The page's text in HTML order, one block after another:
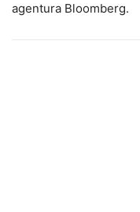
agentura Bloomberg.